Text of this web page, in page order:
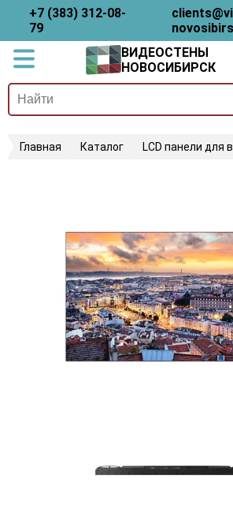
+7 (383) 312-08-
79
ВИДЕОСТЕНЫ
НОВОСИБИРСК
Главная Каталог LCD панели для